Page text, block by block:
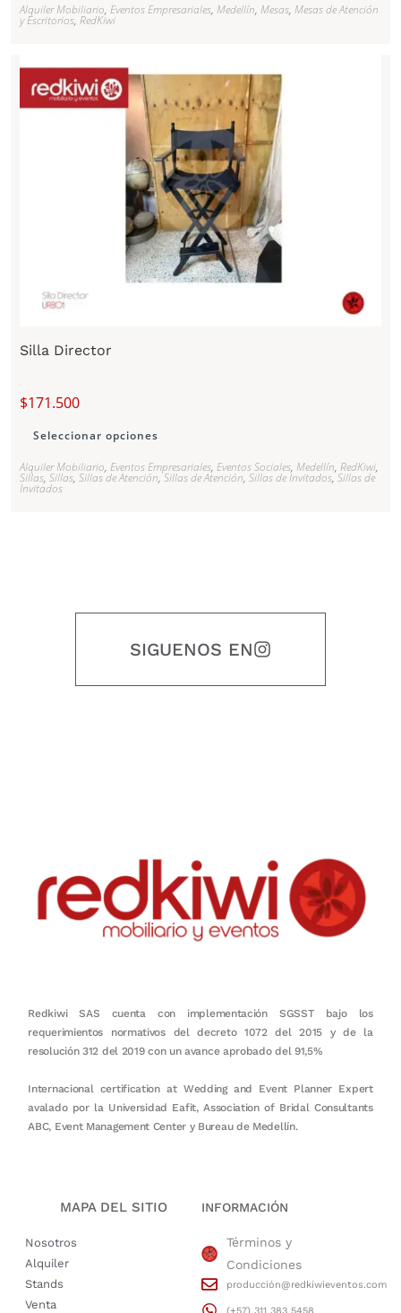
Alquiler Mobiliario,Eventos Empresariales,Medellín,Mesas,Mesas de Atención
y Escritorios,RedKiwi
Silla Director
$171.500
Seleccionar opciones
Alquiler Mobiliario,Eventos Empresariales,Eventos Sociales,Medellín,RedKiwi,
Sillas,Sillas,Sillas de Atención,Sillas de Atención,Sillas de Invitados,Sillas de
Invitados
SIGUENOS EN
Redkiwi SAS cuenta con implementación SGSST bajo los
requerimientos normativos del decreto 1072 del 2015 y de la
resolución 312 del 2019 con un avance aprobado del 91,5%
Internacional certification at Wedding and Event Planner Expert
avalado por la Universidad Eafit, Association of Bridal Consultants
ABC, Event Management Center y Bureau de Medellín.
MAPA DEL SITIO
Nosotros
Alquiler
Stands
Venta
INFORMACIÓN
Términos y
Condiciones
producción@redkiwieventos.com
(+57) 311 383 5458